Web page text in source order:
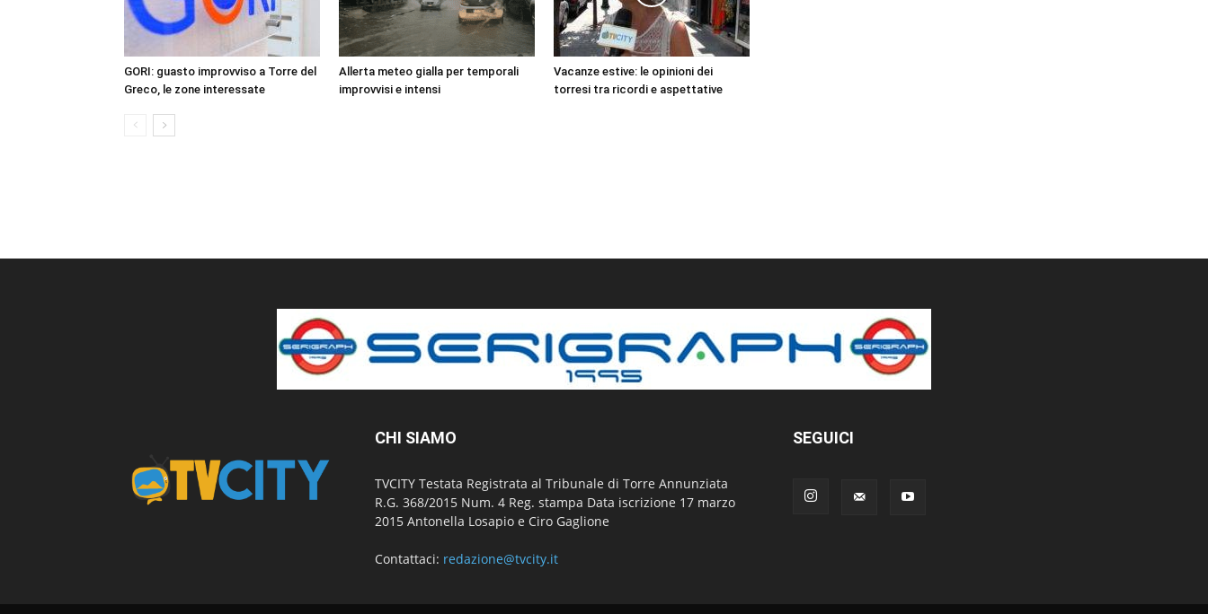
GORI: guasto improvviso a Torre del
Greco, le zone interessate
Allerta meteo gialla per temporali
improvvisi e intensi
Vacanze estive: le opinioni dei
torresi tra ricordi e aspettative
CHI SIAMO
TVCITY Testata Registrata al Tribunale di Torre Annunziata
R.G. 368/2015 Num. 4 Reg. stampa Data iscrizione 17 marzo
2015 Antonella Losapio e Ciro Gaglione
Contattaci: redazione@tvcity.it
SEGUICI